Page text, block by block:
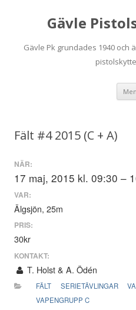
Gävle
Gävle Pk grundades 1940 och
Fält #4 2015 (C + A)
NÄR:
17 maj, 2015 kl. 09:30 –
VAR:
Älgsjön, 25m
PRIS:
30kr
KONTAKT:
T. Holst & A. Ödén
FÄLT SERIETÄVLINGAR
VAPENGRUPP C